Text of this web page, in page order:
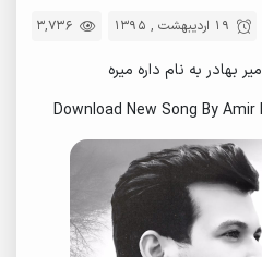
3,736 19 اردیبهشت , 1395
بهادر به نام داره میره
Download New Song By